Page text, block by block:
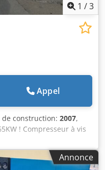
1 /3
Appel
de construction: 2007,
! Compresseur à vis
: capacité : 10,80 m3/min
; pression maximale : 8
Ulde Alysf annéeAnnonce